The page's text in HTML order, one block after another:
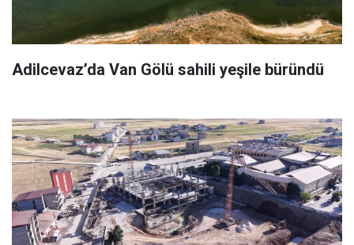
Adilcevaz’da Van Gölü sahili yeşile büründü